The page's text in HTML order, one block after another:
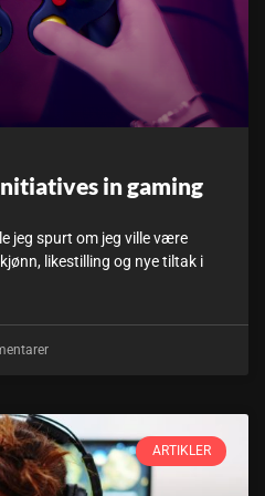
in gaming
jeg spurt om jeg ville være
likestilling og nye tiltak i
ARTIKLER